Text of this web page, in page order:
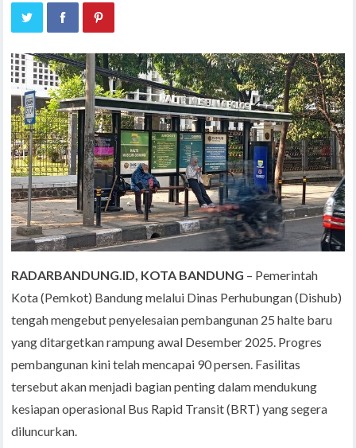
RADARBANDUNG.ID, KOTA BANDUNG – Pemerintah
Kota (Pemkot) Bandung melalui Dinas Perhubungan (Dishub)
tengah mengebut penyelesaian pembangunan 25 halte baru
yang ditargetkan rampung awal Desember 2025. Progres
pembangunan kini telah mencapai 90 persen. Fasilitas
tersebut akan menjadi bagian penting dalam mendukung
kesiapan operasional Bus Rapid Transit (BRT) yang segera
diluncurkan.